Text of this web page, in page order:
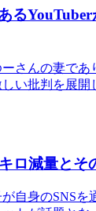
る
さんの妻で
い批判を展
ロ減量とそ
自身のSNS